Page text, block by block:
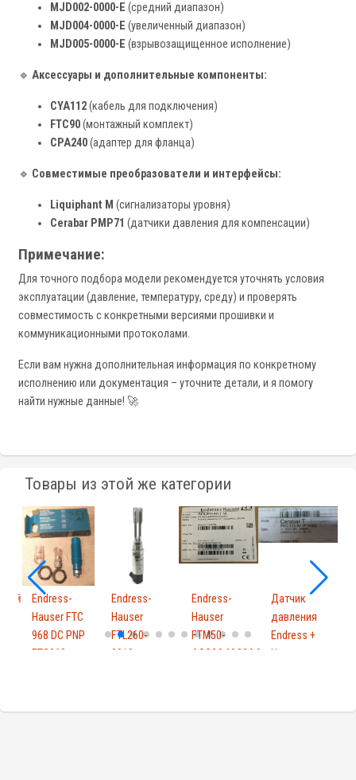
MJD002-0000-E (средний диапазон)
MJD004-0000-E (увеличенный диапазон)
MJD005-0000-E (взрывозащищенное исполнение)
🔹 Аксессуары и дополнительные компоненты:
CYA112(кабель для подключения)
FTC90(монтажный комплект)
CPA240(адаптер для фланца)
🔹 Совместимые преобразователи и интерфейсы:
Liquiphant M (сигнализаторы уровня)
Cerabar PMP71 (датчики давления для компенсации)
Примечание:
Для точного подбора модели рекомендуется уточнять условия
эксплуатации (давление, температуру, среду) и проверять
совместимость с конкретными версиями прошивки и
коммуникационными протоколами.
Если вам нужна дополнительная информация по конкретному
исполнению или документация – уточните детали, и я помогу
найти нужные данные! 🚀
Товары из этой же категории
Endress-
Hauser FTC
968 DC PNP
FTC968
Endress-
Hauser
FTL260-
0010
Endress-
Hauser
FTM50-
AGG2A4A32AA
Датчик
давления
Endress +
Hauser